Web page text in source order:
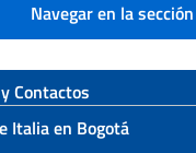
Navegar en la sección
footer
Contactos
Italia en Bogotá